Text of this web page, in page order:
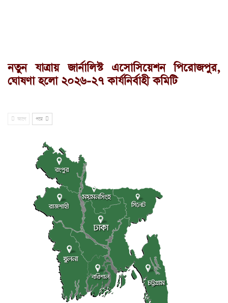
নতুন যাত্রায় জার্নালিস্ট এসোসিয়েশন পিরোজপুর,
ঘোষণা হলো ২০২৬-২৭ কার্যনির্বাহী কমিটি
আগে পরে